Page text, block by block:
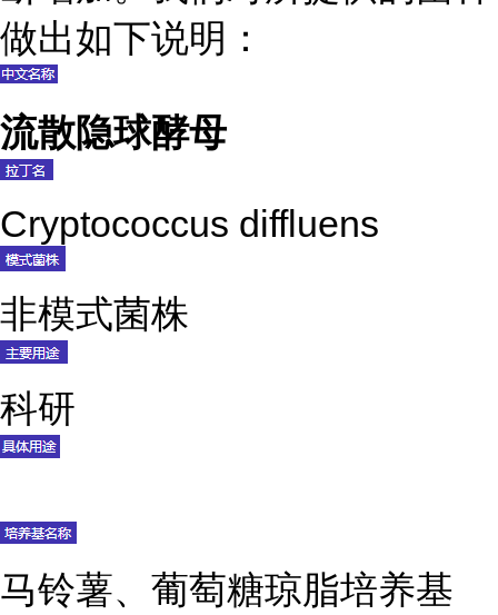
做出如下说明：
流散隐球酵母
Cryptococcus diffluens
非模式菌株
科研
马铃薯、葡萄糖琼脂培养基